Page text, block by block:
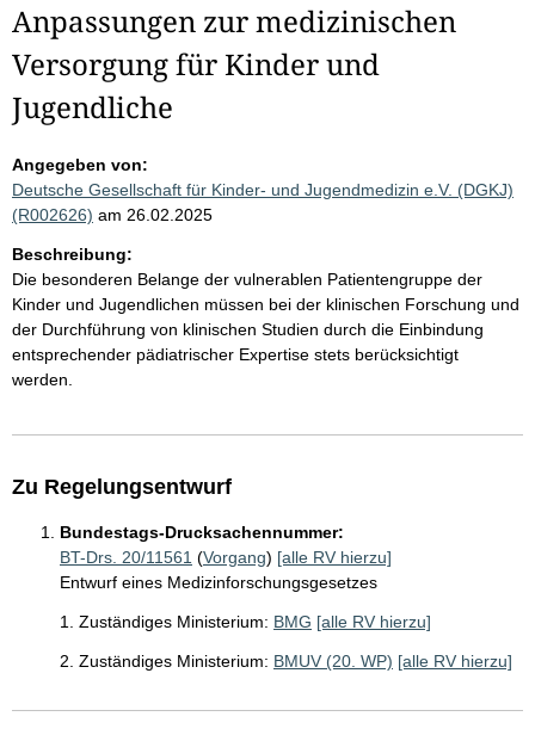
Anpassungen zur medizinischen
Versorgung für Kinder und
Jugendliche
Angegeben von:
Deutsche Gesellschaft für Kinder- und Jugendmedizin e.V. (DGKJ)
(R002626) am 26.02.2025
Beschreibung:
Die besonderen Belange der vulnerablen Patientengruppe der
Kinder und Jugendlichen müssen bei der klinischen Forschung und
der Durchführung von klinischen Studien durch die Einbindung
entsprechender pädiatrischer Expertise stets berücksichtigt
werden.
Zu Regelungsentwurf
Bundestags-Drucksachennummer:
BT-Drs. 20/11561 (Vorgang) [alle RV hierzu]
Entwurf eines Medizinforschungsgesetzes
1. Zuständiges Ministerium: BMG [alle RV hierzu]
2. Zuständiges Ministerium: BMUV (20. WP) [alle RV hierzu]